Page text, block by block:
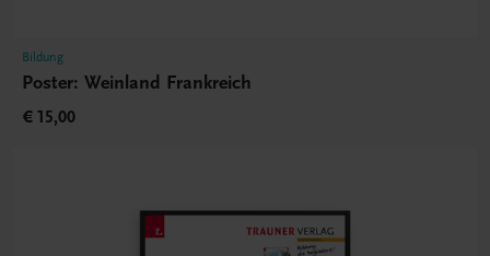
Bildung
Poster: Weinland Frankreich
€ 15,00